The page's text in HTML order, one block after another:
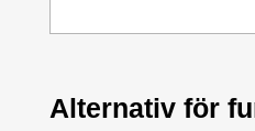
Alternativ för